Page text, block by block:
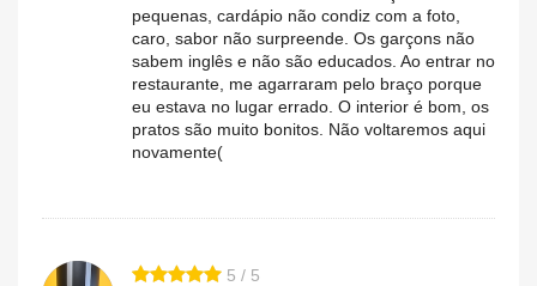
pequenas, cardápio não condiz com a foto,
caro, sabor não surpreende. Os garçons não
sabem inglês e não são educados. Ao entrar no
restaurante, me agarraram pelo braço porque
eu estava no lugar errado. O interior é bom, os
pratos são muito bonitos. Não voltaremos aqui
novamente(
5 / 5